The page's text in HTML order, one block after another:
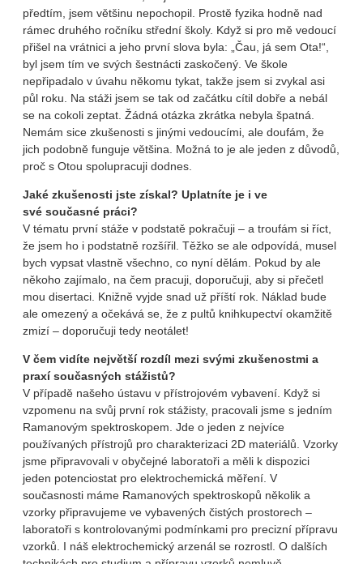
předtím, jsem většinu nepochopil. Prostě fyzika hodně nad
rámec druhého ročníku střední školy. Když si pro mě vedoucí
přišel na vrátnici a jeho první slova byla: „Čau, já sem Ota!“,
byl jsem tím ve svých šestnácti zaskočený. Ve škole
nepřipadalo v úvahu někomu tykat, takže jsem si zvykal asi
půl roku. Na stáži jsem se tak od začátku cítil dobře a nebál
se na cokoli zeptat. Žádná otázka zkrátka nebyla špatná.
Nemám sice zkušenosti s jinými vedoucími, ale doufám, že
jich podobně funguje většina. Možná to je ale jeden z důvodů,
proč s Otou spolupracuji dodnes.
Jaké zkušenosti jste získal? Uplatníte je i ve
své současné práci?
V tématu první stáže v podstatě pokračuji – a troufám si říct,
že jsem ho i podstatně rozšířil. Těžko se ale odpovídá, musel
bych vypsat vlastně všechno, co nyní dělám. Pokud by ale
někoho zajímalo, na čem pracuji, doporučuji, aby si přečetl
mou disertaci. Knižně vyjde snad už příští rok. Náklad bude
ale omezený a očekává se, že z pultů knihkupectví okamžitě
zmizí – doporučuji tedy neotálet!
V čem vidíte největší rozdíl mezi svými zkušenostmi a
praxí současných stážistů?
V případě našeho ústavu v přístrojovém vybavení. Když si
vzpomenu na svůj první rok stážisty, pracovali jsme s jedním
Ramanovým spektroskopem. Jde o jeden z nejvíce
používaných přístrojů pro charakterizaci 2D materiálů. Vzorky
jsme připravovali v obyčejné laboratoři a měli k dispozici
jeden potenciostat pro elektrochemická měření. V
současnosti máme Ramanových spektroskopů několik a
vzorky připravujeme ve vybavených čistých prostorech –
laboratoři s kontrolovanými podmínkami pro precizní přípravu
vzorků. I náš elektrochemický arzenál se rozrostl. O dalších